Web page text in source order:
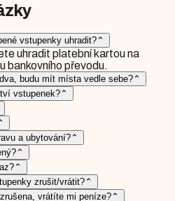
vstupenky uhradit? ⌃
uhradit platební kartou na
bankovního převodu.
budu mít místa vedle sebe? ⌃
vstupenek? ⌃
a ubytování? ⌃
⌃
⌃
zrušit/vrátit? ⌃
vrátíte mi peníze? ⌃